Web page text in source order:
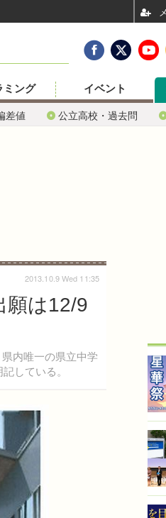
差値 公立高校・過去問
ミング イベント
願は12/9
内唯一の県立中学
している。
2013.10.9 Wed 11:35